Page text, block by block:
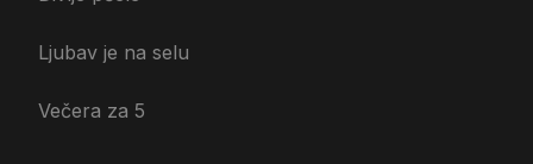
Ljubav je na selu
Večera za 5